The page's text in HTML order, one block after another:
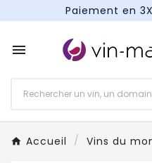
Paiement en
Paiement en

Accueil Vins du